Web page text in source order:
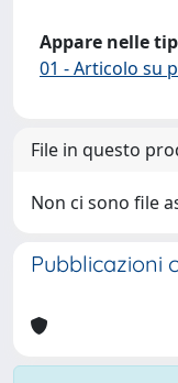
Appare nelle
01 - Articolo su
File in questo
Non ci sono file
Pubblicazioni